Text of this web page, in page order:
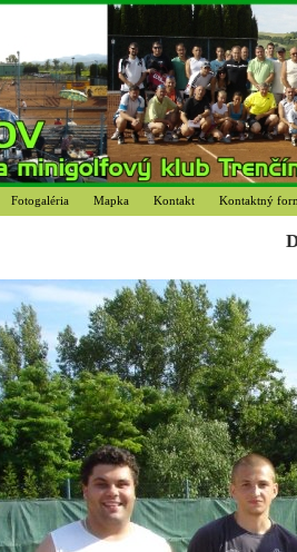
Fotogaléria Mapka Kontakt Kontaktný